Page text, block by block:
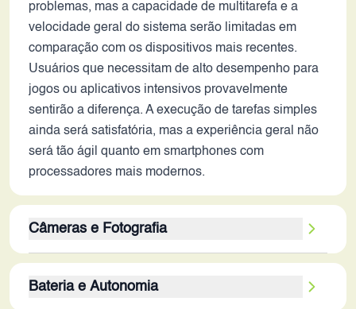
problemas, mas a capacidade de multitarefa e a
velocidade geral do sistema serão limitadas em
comparação com os dispositivos mais recentes.
Usuários que necessitam de alto desempenho para
jogos ou aplicativos intensivos provavelmente
sentirão a diferença. A execução de tarefas simples
ainda será satisfatória, mas a experiência geral não
será tão ágil quanto em smartphones com
processadores mais modernos.
Câmeras e Fotografia
principal de 108MP, oferecia boas capacidades
Bateria e Autonomia